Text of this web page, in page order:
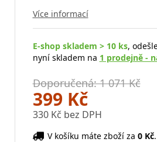
Více informací
E-shop skladem > 10 ks,
nyní skladem na 1 prodejně -
Doporučená: 1 071 Kč
399 Kč
330 Kč bez DPH
V košíku máte zboží za 0 Kč